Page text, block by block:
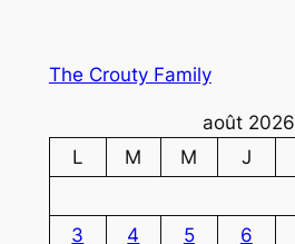
The Crouty Family
août 2026
L
M M J
3
4 5 6